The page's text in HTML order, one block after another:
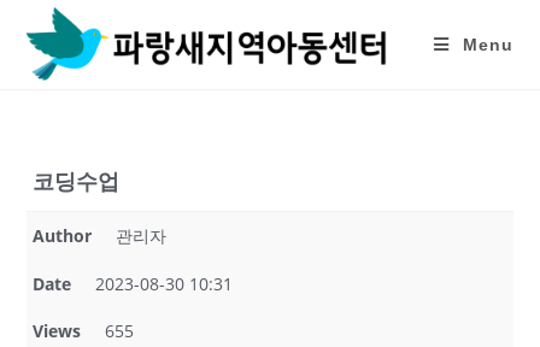
content
Menu
코딩수업
Author 관리자
Date 2023-08-30 10:31
Views 655